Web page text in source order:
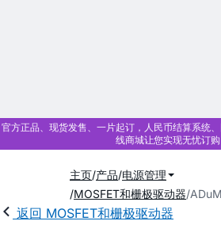
主页 产品 电源管理
MOSFET和栅极驱动器
返回 MOSFET和栅极驱动器